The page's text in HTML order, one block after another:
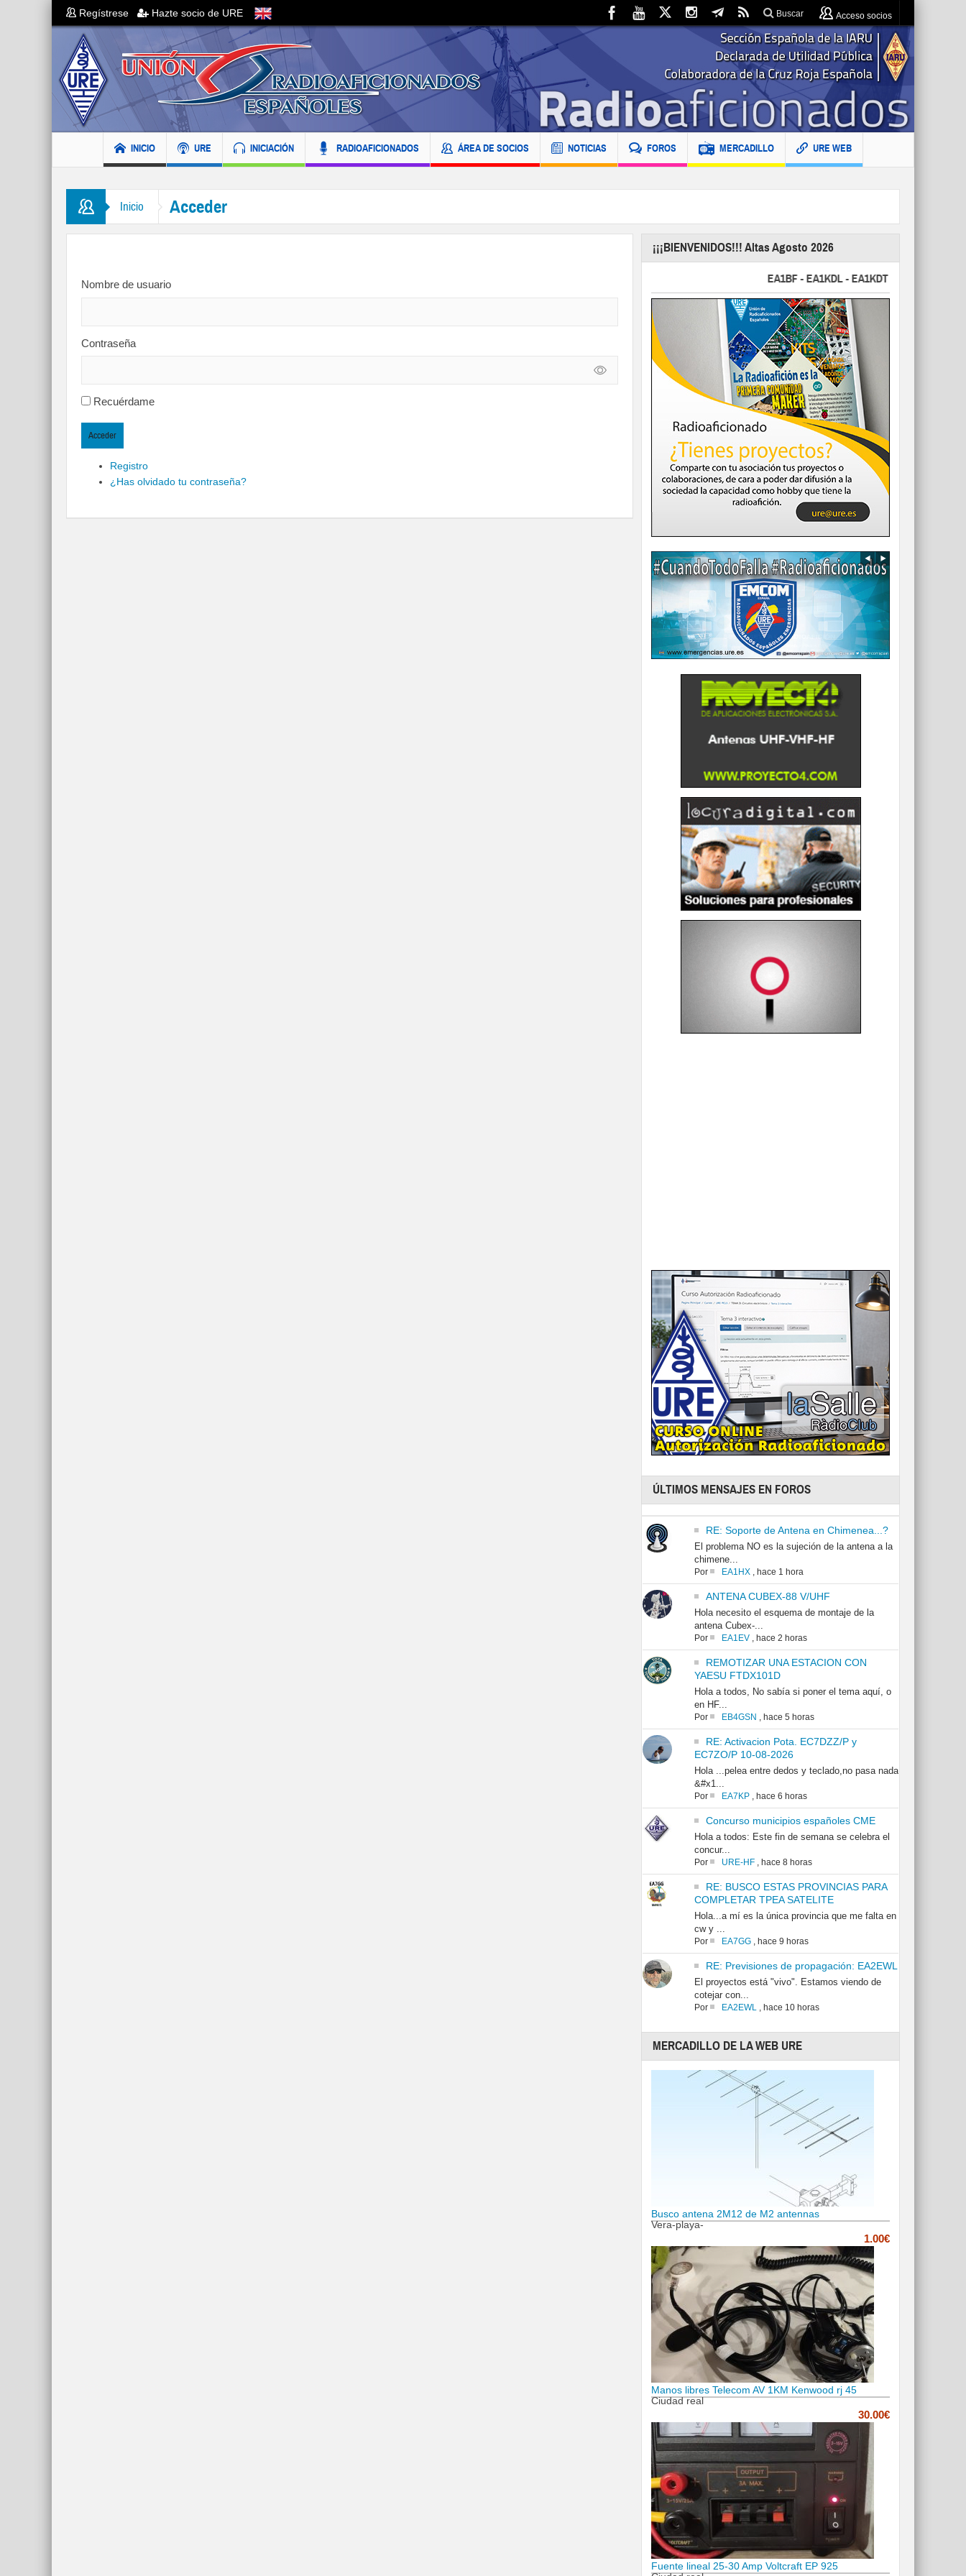
Regístrese Hazte socio de URE Buscar Acceso socios
INICIO URE INICIACIÓN RADIOAFICIONADOS ÁREA DE SOCIOS NOTICIAS FOROS MERCADILLO URE WEB
Inicio Acceder
Nombre de usuario
Contraseña
Recuérdame
Acceder
Registro
¿Has olvidado tu contraseña?
¡¡¡BIENVENIDOS!!! Altas Agosto 2026
EA1BF - EA1KDL - EA1KDT - EA2FBJ - EA2FJU
ÚLTIMOS MENSAJES EN FOROS
RE: Soporte de Antena en Chimenea...?
El problema NO es la sujeción de la antena a la
chimene...
Por EA1HX, hace 1 hora
ANTENA CUBEX-88 V/UHF
Hola necesito el esquema de montaje de la
antena Cubex-...
Por EA1EV, hace 2 horas
REMOTIZAR UNA ESTACION CON
YAESU FTDX101D
Hola a todos, No sabía si poner el tema aquí, o
en HF...
Por EB4GSN , hace 5 horas
RE: Activacion Pota. EC7DZZ/P y
EC7ZO/P 10-08-2026
Hola ...pelea entre dedos y teclado,no pasa nada
&#x1...
Por EA7KP, hace 6 horas
Concurso municipios españoles CME
Hola a todos: Este fin de semana se celebra el
concur...
Por URE-HF, hace 8 horas
RE: BUSCO ESTAS PROVINCIAS PARA
COMPLETAR TPEA SATELITE
Hola...a mí es la única provincia que me falta en
cw y ...
Por EA7GG, hace 9 horas
RE: Previsiones de propagación: EA2EWL
El proyectos está "vivo". Estamos viendo de
cotejar con...
Por EA2EWL, hace 10 horas
MERCADILLO DE LA WEB URE
Busco antena 2M12 de M2 antennas
Vera-playa-
1.00€
Manos libres Telecom AV 1KM Kenwood rj 45
Ciudad real
30.00€
Fuente lineal 25-30 Amp Voltcraft EP 925